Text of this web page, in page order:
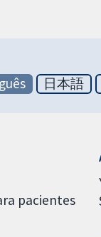
日本語
pacientes